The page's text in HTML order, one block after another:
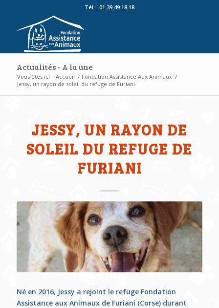
Tél. : 01 39 49 18 18
Actualités - A la une
Vous êtes ici : Accueil / Fondation Assistance Aux Animaux /
Jessy, un rayon de soleil du refuge de Furiani
JESSY, UN RAYON DE
SOLEIL DU REFUGE DE
FURIANI
Né en 2016, Jessy a rejoint le refuge Fondation
Assistance aux Animaux de Furiani (Corse) durant